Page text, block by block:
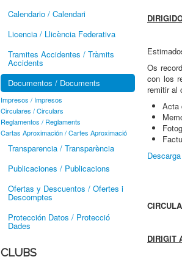
Calendario / Calendari
Licencia / Llicència Federativa
Tramites Accidentes / Tràmits
Accidents
Documentos / Documents
Impresos / Impresos
Circulares / Circulars
Reglamentos / Reglaments
Cartas Aproximación / Cartes Aproximació
Transparencia / Transparència
Publicaciones / Publicacions
Ofertas y Descuentos / Ofertes i
Descomptes
Protección Datos / Protecció
Dades
CLUBS
Os
con los
remitir al
Acta
DIRIGIT